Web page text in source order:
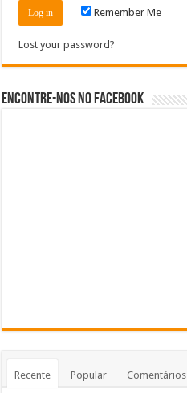
Remember Me
Lost your password?
Encontre-nos no Facebook
Recente Popular Comentários